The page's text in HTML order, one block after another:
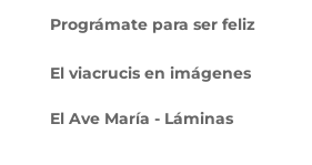
Prográmate para ser feliz
El viacrucis en imágenes
El Ave María - Láminas